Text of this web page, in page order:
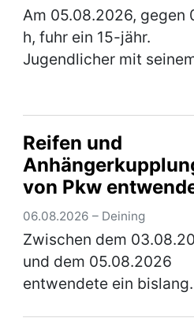
Am 05.08.2026, gegen
h, fuhr ein 15-jähr.
Jugendlicher mit
Schrettenbrunner-
Hier fuhr er auf …
Reifen und
von Pkw
06.08.2026 – Deining
Zwischen dem
und dem 05.08.2026
entwendete ein bislang